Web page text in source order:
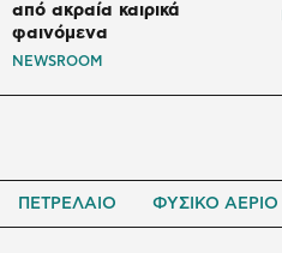
από ακραία καιρικά
φαινόμενα
NEWSROOM
ΠΕΤΡΕΛΑΙΟ ΦΥΣΙΚΟ ΑΕΡΙΟ